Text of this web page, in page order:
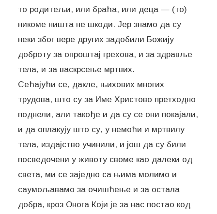
то родитељи, или браћа, или деца — (то)
никоме ништа не шкоди. Јер знамо да су
неки због вере других задобили Божију
доброту за опроштај грехова, и за здравље
тела, и за васкрсење мртвих.
Сећајући се, дакле, њихових многих
трудова, што су за Име Христово претходно
поднели, али такође и да су се они покајали,
и да оплакују што су, у немоћи и мртвилу
тела, издајство учинили, и још да су били
посведочени у животу своме као далеки од
света, ми се заједно са њима молимо и
саумољавамо за очишћење и за остала
добра, кроз Онога Који је за нас постао код